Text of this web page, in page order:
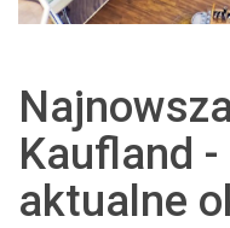
Kaufland -
aktualne